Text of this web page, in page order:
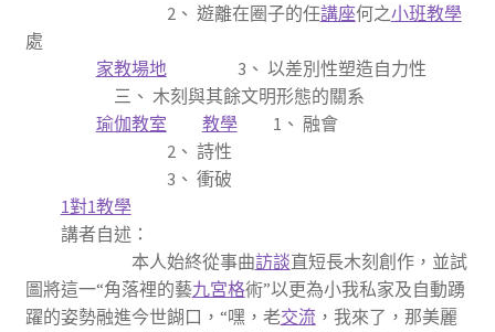
2、 遊離在圈子的任講座何之小班教學
處
家教場地3、 以差別性塑造自力性
三、 木刻與其餘文明形態的關系
瑜伽教室
教學1、 融會
2、 詩性
3、 衝破
1對1教學
講者自述：
本人始終從事曲訪談直短長木刻創作，並試
圖將這一“角落裡的藝九宮格術”以更為小我私家及自動踴
躍的姿勢融進今世餬口，“嘿，老交流 ，我來了，那美麗